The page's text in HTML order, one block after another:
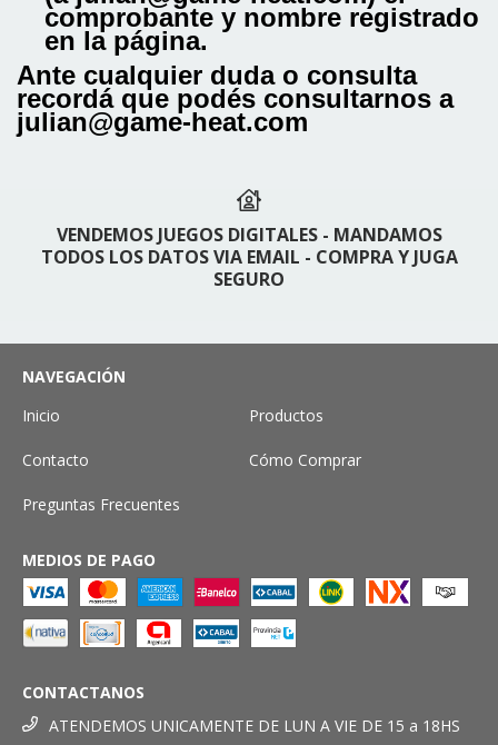
comprobante y nombre registrado
en la página.
Ante cualquier duda o consulta
recordá que podés consultarnos a
julian@game-heat.com
VENDEMOS JUEGOS DIGITALES - MANDAMOS
TODOS LOS DATOS VIA EMAIL - COMPRA Y JUGA
SEGURO
NAVEGACIÓN
Inicio
Productos
Contacto Cómo Comprar
Preguntas Frecuentes
MEDIOS DE PAGO
CONTACTANOS
ATENDEMOS UNICAMENTE DE LUN A VIE DE 15 a 18HS